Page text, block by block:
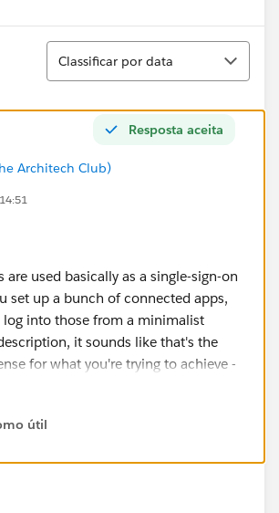
Classificar
Classificar por data
Resposta aceita
Architech Club)
are used basically as a single-sign-on
set up a bunch of connected apps,
log into those from a minimalist
it sounds like that's the
for what you're trying to achieve -
that these users can't really do
útil